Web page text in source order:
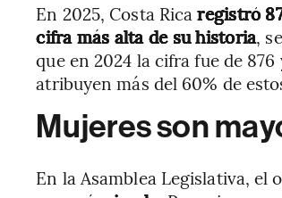
En 2025, Costa Ricaregistró
cifra más alta de su historia,
que en 2024 la cifra fue de
atribuyen más del 60% de
Mujeres son
En la Asamblea Legislativa, el